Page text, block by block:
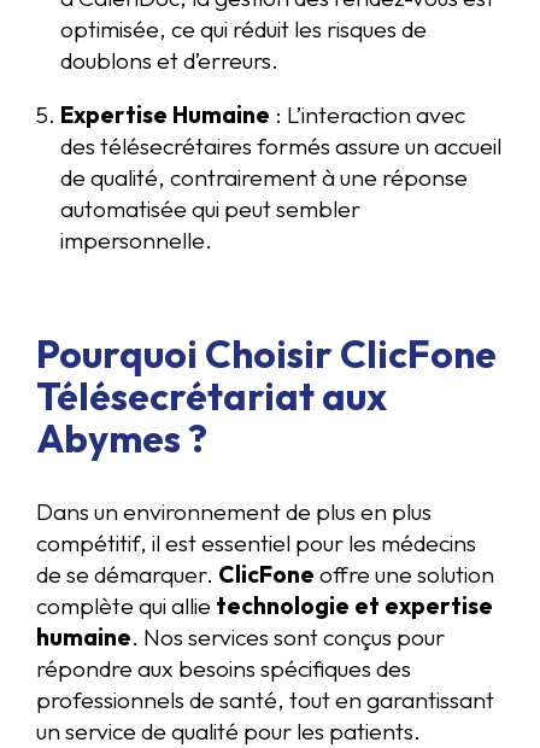
optimisée, ce qui réduit les risques de
doublons et d’erreurs.
Expertise Humaine : L’interaction avec
des télésecrétaires formés assure un accueil
de qualité, contrairement à une réponse
automatisée qui peut sembler
impersonnelle.
Pourquoi Choisir ClicFone
Télésecrétariat aux
Abymes ?
Dans un environnement de plus en plus
compétitif, il est essentiel pour les médecins
de se démarquer. ClicFone offre une solution
complète qui allie technologie et expertise
humaine. Nos services sont conçus pour
répondre aux besoins spécifiques des
professionnels de santé, tout en garantissant
un service de qualité pour les patients.